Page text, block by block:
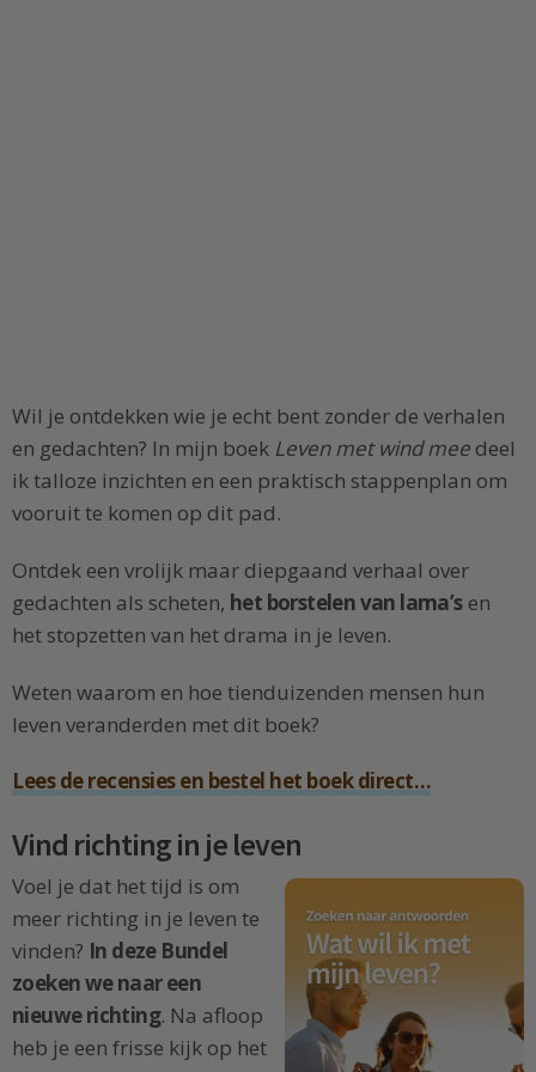
Wil je ontdekken wie je echt bent zonder de verhalen
en gedachten? In mijn boek Leven met wind mee deel
ik talloze inzichten en een praktisch stappenplan om
vooruit te komen op dit pad.
Ontdek een vrolijk maar diepgaand verhaal over
gedachten als scheten, het borstelen van lama’sen
het stopzetten van het drama in je leven.
Weten waarom en hoe tienduizenden mensen hun
leven veranderden met dit boek?
Lees de recensies en bestel het boek direct…
Vind richting in je leven
Voel je dat het tijd is om
meer richting in je leven te
vinden? In deze Bundel
zoeken we naar een
nieuwe richting. Na afloop
heb je een frisse kijk op het